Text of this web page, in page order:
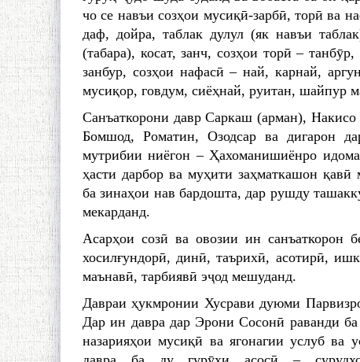
чо се навъи созҳои мусиқӣ-зарбӣ, торӣ ва
даф, дойра, таблак дулул (як навъи
(табара), косат, занч, созҳои торӣ –
занбур, созҳои нафасӣ – най, карнай,
мусиқор, говдум, сиёҳнай, руитан, шайпур
Санъаткорони давр Саркаш (арман),
Бомшод, Роматин, Озодсар ва дигарон
мутрибии ниёгон – Ҳахоманишиёнро
ҳасти дарбор ва муҳити заҳматкашон
ба зинаҳои нав бардошта, дар рушду
мекарданд.
Асарҳои созӣ ва овозии ин санъаткорон
хосилғундорӣ, динӣ, таърихӣ, асотирӣ,
маънавӣ, тарбиявӣ эҷод мешуданд.
Давраи ҳукмронии Хусрави дуюми
Дар ин давра дар Эрони Сосонӣ раванди
назарияҳои мусиқӣ ва ягонагии услуб ва